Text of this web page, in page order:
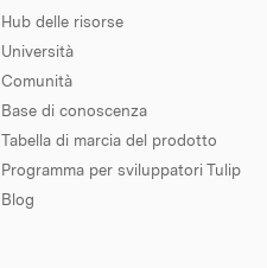
Hub delle risorse
Università
Comunità
Base di conoscenza
Tabella di marcia del prodotto
Programma per sviluppatori Tulip
Blog